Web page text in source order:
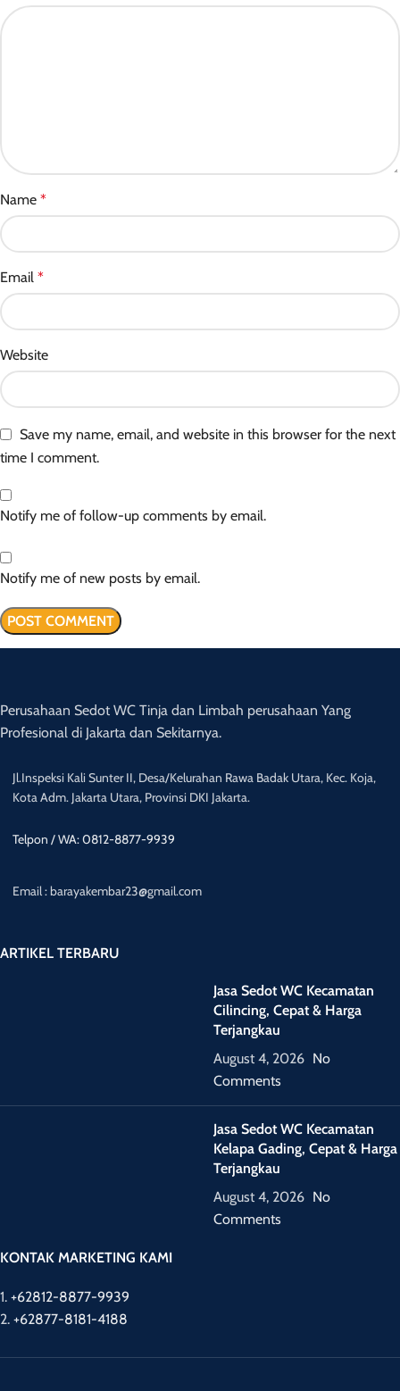
Name *
Email *
Website
Save my name, email, and website in this browser for the next
time I comment.
Notify me of follow-up comments by email.
Notify me of new posts by email.
Perusahaan Sedot WC Tinja dan Limbah perusahaan Yang
Profesional di Jakarta dan Sekitarnya.
Jl.Inspeksi Kali Sunter II, Desa/Kelurahan Rawa Badak Utara, Kec. Koja,
Kota Adm. Jakarta Utara, Provinsi DKI Jakarta.
Telpon / WA: 0812-8877-9939
Email : barayakembar23@gmail.com
ARTIKEL TERBARU
Jasa Sedot WC Kecamatan
Cilincing, Cepat & Harga
Terjangkau
August 4, 2026 No
Comments
Jasa Sedot WC Kecamatan
Kelapa Gading, Cepat & Harga
Terjangkau
August 4, 2026 No
Comments
KONTAK MARKETING KAMI
1. +62812-8877-9939
2. +62877-8181-4188